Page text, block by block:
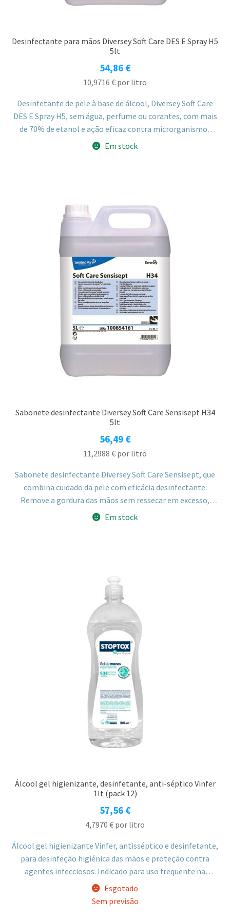
Desinfectante para mãos Diversey Soft Care DES E Spray H5
5lt
54,86 €
10,9716 € por litro
Desinfetante de pele à base de álcool, Diversey Soft Care
DES E Spray H5, sem água, perfume ou corantes, com mais
de 70% de etanol e ação eficaz contra microrganismos
residentes e transitórios da pele. Formulado com
Em stock
Sabonete desinfectante Diversey Soft Care Sensisept H34
5lt
56,49 €
11,2988 € por litro
Sabonete desinfectante Diversey Soft Care Sensisept, que
combina cuidado da pele com eficácia desinfectante.
Remove a gordura das mãos sem ressecar em excesso,
inibe o crescimento de microrganismos após a lavagem e
Em stock
Álcool gel higienizante, desinfetante, anti-séptico Vinfer
1lt (pack 12)
57,56 €
4,7970 € por litro
Álcool gel higienizante Vinfer, antisséptico e desinfetante,
para desinfeção higiénica das mãos e proteção contra
agentes infecciosos. Indicado para uso frequente na
higiene diária.
Esgotado
Sem previsão